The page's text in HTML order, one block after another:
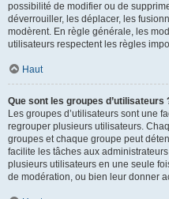
possibilité de modifier ou de
déverrouiller, les déplacer, les
modèrent. En règle générale, les
utilisateurs respectent les règles
Haut
Que sont les groupes d’utilisateurs
Les groupes d’utilisateurs sont une
regrouper plusieurs utilisateurs.
groupes et chaque groupe peut
facilite les tâches aux
plusieurs utilisateurs en une seule
de modération, ou bien leur donner